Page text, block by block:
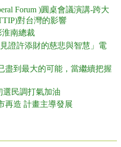
Forum )圓桌會議演講-跨大
對台灣的影響
淮南總裁
證許添財的慈悲與智慧」電
盡到最大的可能，當繼續把握
選民調打氣加油
再造 計畫主導發展